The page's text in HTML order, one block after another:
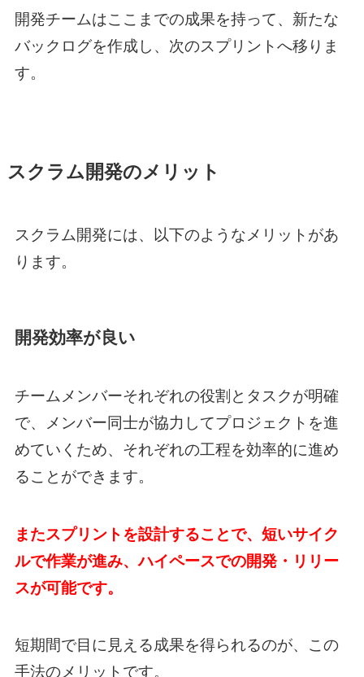
開発チームはここまでの成果を持って、新たな
バックログを作成し、次のスプリントへ移りま
す。
スクラム開発のメリット
スクラム開発には、以下のようなメリットがあ
ります。
開発効率が良い
チームメンバーそれぞれの役割とタスクが明確
で、メンバー同士が協力してプロジェクトを進
めていくため、それぞれの工程を効率的に進め
ることができます。
またスプリントを設計することで、短いサイク
ルで作業が進み、ハイペースでの開発・リリー
スが可能です。
短期間で目に見える成果を得られるのが、この
手法のメリットです。